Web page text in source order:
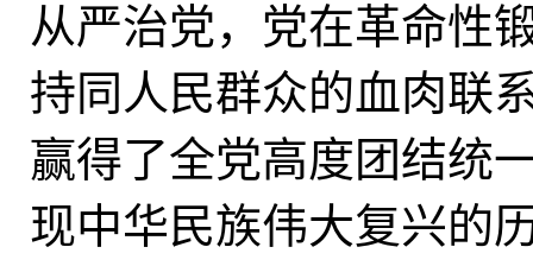
从严治党，党在革命性
持同人民群众的血肉联
赢得了全党高度团结统
现中华民族伟大复兴的